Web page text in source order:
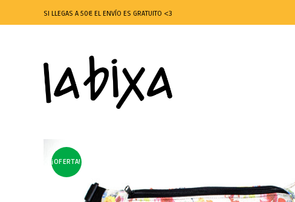
SI LLEGAS A 50€ EL ENVÍO ES GRATUITO <3
¡OFERTA!